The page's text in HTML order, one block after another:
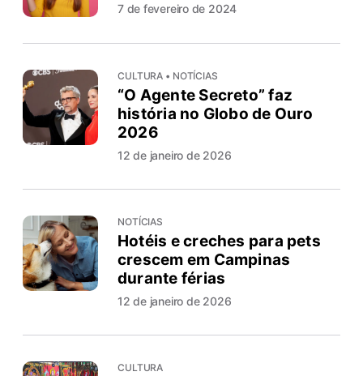
7 de fevereiro de 2024
CULTURA • NOTÍCIAS
“O Agente Secreto” faz
história no Globo de Ouro
2026
12 de janeiro de 2026
NOTÍCIAS
Hotéis e creches para pets
crescem em Campinas
durante férias
12 de janeiro de 2026
CULTURA